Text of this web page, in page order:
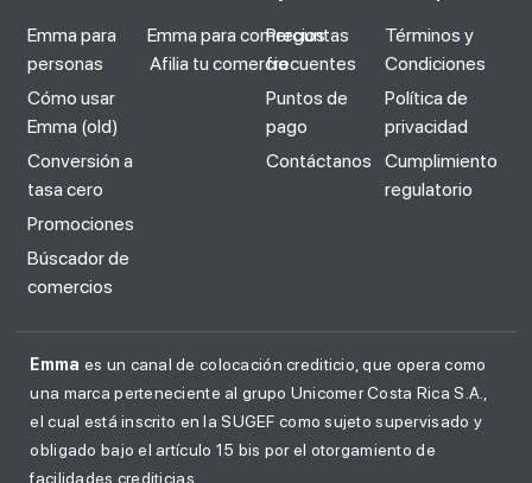
Emma para
personas
Cómo usar
Emma (old)
Conversión a
tasa cero
Promociones
Búscador de
comercios
Emma para comercios
Afilia tu comercio
Preguntas
frecuentes
Puntos de
pago
Contáctanos
Términos y
Condiciones
Política de
privacidad
Cumplimiento
regulatorio
Emma es un canal de colocación crediticio, que opera como
una marca perteneciente al grupo Unicomer Costa Rica S.A.,
el cual está inscrito en la SUGEF como sujeto supervisado y
obligado bajo el artículo 15 bis por el otorgamiento de
facilidades crediticias.